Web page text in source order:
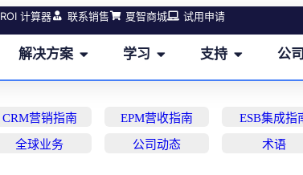
ROI 计算器 联系销售 夏智商城 试用申请
解决方案 学习 支持 公司
CRM营销指南 EPM营收指南 ESB集成指
全球业务 公司动态 术语